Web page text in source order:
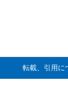
転載、引用に